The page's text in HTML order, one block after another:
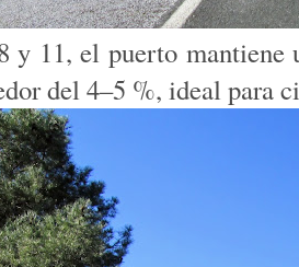
y 11, el puerto mantiene
del 4–5 %, ideal para